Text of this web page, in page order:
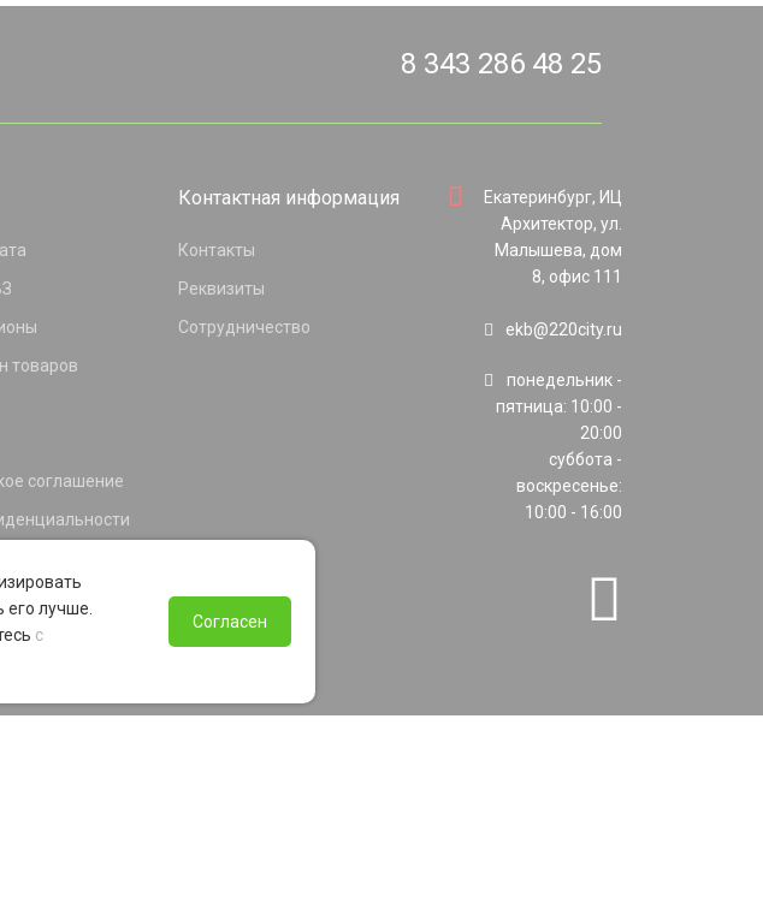
8 343 286 48 25
товаров
соглашение
Контактная информация
Контакты
Реквизиты
Сотрудничество
Екатеринбург, ИЦ
Архитектор, ул.
Малышева, дом
8, офис 111
ekb@220city.ru
понедельник -
пятница: 10:00 -
20:00
суббота -
воскресенье:
10:00 - 16:00
его лучше.
с
Согласен